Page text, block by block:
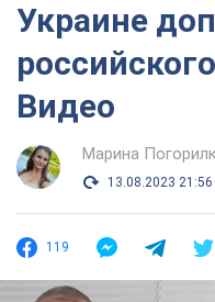
Украине
Видео
Марина
13.08.2023 21:56
119